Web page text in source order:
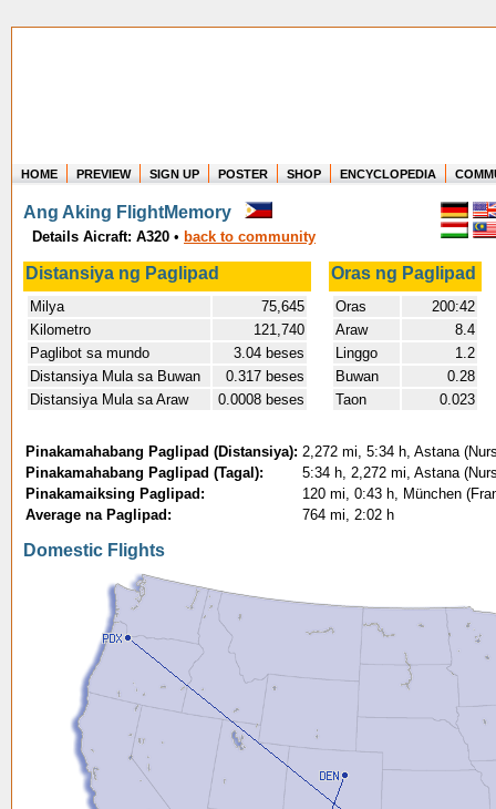
Where in the world have you flown?
How long have you been in the air?
Create your own FlightMemory and see!
HOME PREVIEW SIGN UP POSTER SHOP ENCYCLOPEDIA
Ang Aking FlightMemory
Details Aicraft: A320 • back to community
Distansiya ng Paglipad Oras ng Paglipad
Milya
75,645
Kilometro
121,740
Paglibot sa mundo
3.04 beses
Distansiya Mula sa Buwan
0.317 beses
Distansiya Mula sa Araw
0.0008 beses
Oras
200:42
Araw
8.4
Linggo
1.2
Buwan
0.28
Taon
0.023
Pinakamahabang Paglipad (Distansiya): 2,272 mi, 5:34 h, Astana
Pinakamahabang Paglipad (Tagal):
5:34 h, 2,272 mi, Astana
Pinakamaiksing Paglipad:
120 mi, 0:43 h, München
Average na Paglipad:
764 mi, 2:02 h
Domestic Flights